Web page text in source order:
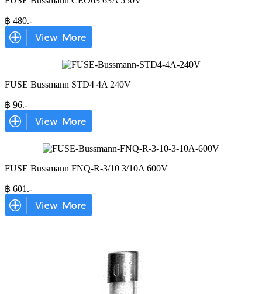
฿ 480.-
FUSE Bussmann STD4 4A 240V
฿ 96.-
FUSE Bussmann FNQ-R-3/10 3/10A 600V
฿ 601 .-